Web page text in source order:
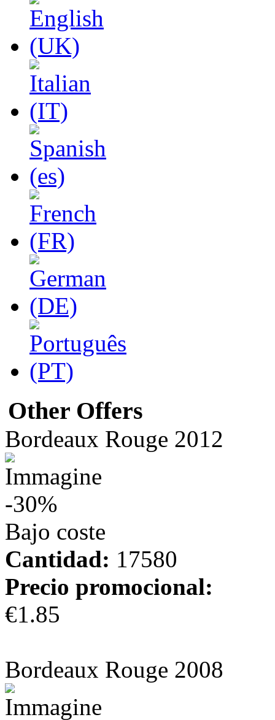
Other Offers
Bordeaux Rouge 2012
-30%
Bajo coste
Cantidad: 17580
Precio promocional:
€1.85
Bordeaux Rouge 2008